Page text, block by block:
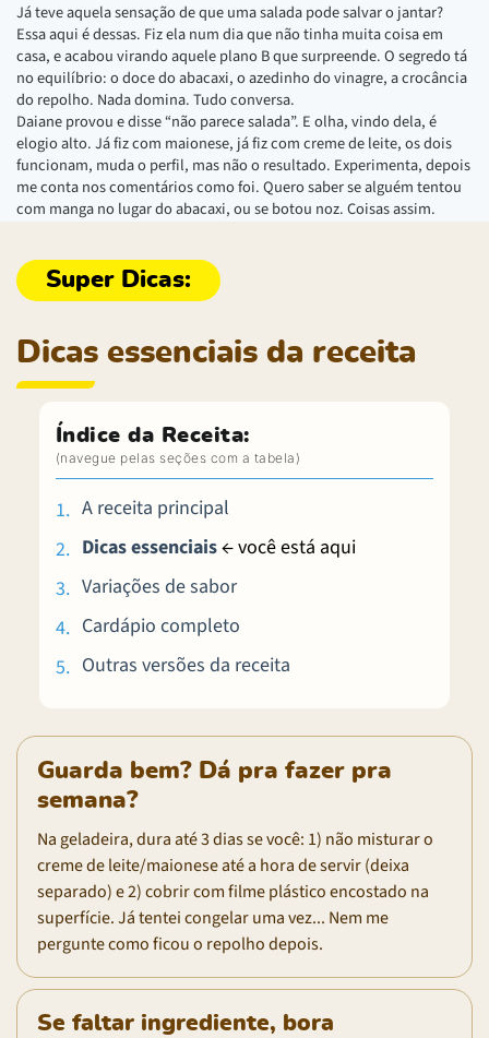
Já teve aquela sensação de que uma salada pode salvar o jantar?
Essa aqui é dessas. Fiz ela num dia que não tinha muita coisa em
casa, e acabou virando aquele plano B que surpreende. O segredo tá
no equilíbrio: o doce do abacaxi, o azedinho do vinagre, a crocância
do repolho. Nada domina. Tudo conversa.
Daiane provou e disse “não parece salada”. E olha, vindo dela, é
elogio alto. Já fiz com maionese, já fiz com creme de leite, os dois
funcionam, muda o perfil, mas não o resultado. Experimenta, depois
me conta nos comentários como foi. Quero saber se alguém tentou
com manga no lugar do abacaxi, ou se botou noz. Coisas assim.
Dicas essenciais da receita
Índice da Receita:
A receita principal
Dicas essenciais← você está aqui
Variações de sabor
Cardápio completo
Outras versões da receita
Guarda bem? Dá pra fazer pra
semana?
Na geladeira, dura até 3 dias se você: 1) não misturar o
creme de leite/maionese até a hora de servir (deixa
separado) e 2) cobrir com filme plástico encostado na
superfície. Já tentei congelar uma vez... Nem me
pergunte como ficou o repolho depois.
Se faltar ingrediente, bora